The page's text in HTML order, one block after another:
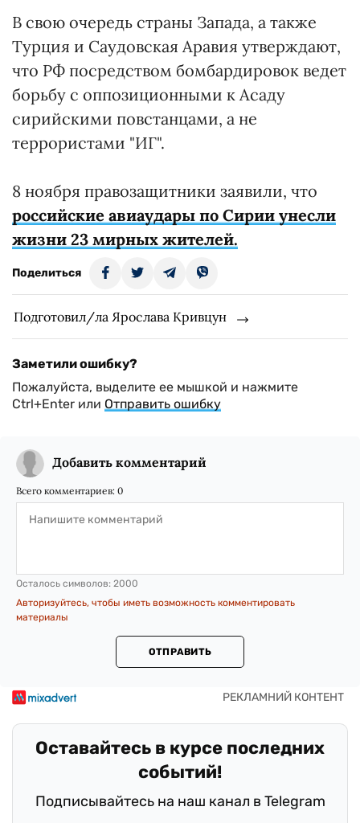
В свою очередь страны Запада, а также
Турция и Саудовская Аравия утверждают,
что РФ посредством бомбардировок ведет
борьбу с оппозиционными к Асаду
сирийскими повстанцами, а не
террористами "ИГ".
8 ноября правозащитники заявили, что
российские авиаудары по Сирии унесли
жизни 23 мирных жителей.
Поделиться
Подготовил/ла Ярослава Кривцун
Заметили ошибку?
Пожалуйста, выделите ее мышкой и нажмите
Ctrl+Enter или Отправить ошибку
Добавить комментарий
Всего комментариев: 0
Осталось символов: 2000
Авторизуйтесь, чтобы иметь возможность комментировать
материалы
ОТПРАВИТЬ
Оставайтесь в курсе последних
событий!
Подписывайтесь на наш канал в Telegram